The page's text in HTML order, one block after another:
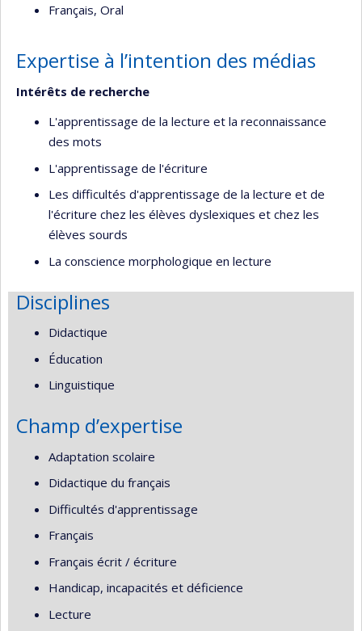
Français, Oral
Expertise à l’intention des médias
Intérêts de recherche
L'apprentissage de la lecture et la reconnaissance
des mots
L'apprentissage de l'écriture
Les difficultés d'apprentissage de la lecture et de
l'écriture chez les élèves dyslexiques et chez les
élèves sourds
La conscience morphologique en lecture
Disciplines
Didactique
Éducation
Linguistique
Champ d’expertise
Adaptation scolaire
Didactique du français
Difficultés d'apprentissage
Français
Français écrit / écriture
Handicap, incapacités et déficience
Lecture